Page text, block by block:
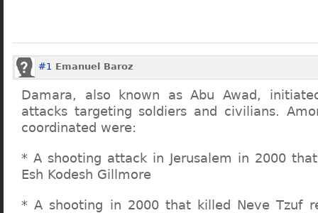
#1 Emanuel Baroz
Damara, also known as Abu Awad,
attacks targeting soldiers and civilians.
coordinated were:
* A shooting attack in Jerusalem in 2000
Esh Kodesh Gillmore
* A shooting in 2000 that killed Neve Tzuf